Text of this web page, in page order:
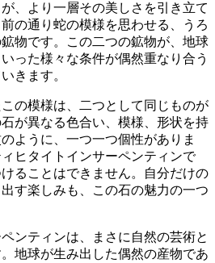
、より一層その美しさを引き立て
の通り蛇の模様を思わせる、うろ
物です。この二つの鉱物が、地球
った様々な条件が偶然重なり合う
きます。
の模様は、二つとして同じものが
が異なる色合い、模様、形状を持
ように、一つ一つ個性がありま
ヒタイトインサーペンティンで
ることはできません。自分だけの
す楽しみも、この石の魅力の一つ
ンティンは、まさに自然の芸術と
。地球が生み出した偶然の産物であ